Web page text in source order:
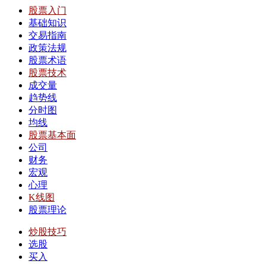
股票入门
基础知识
交易指南
政策法规
股票术语
股票技术
成交量
趋势线
分时图
均线
股票基本面
公司
财务
宏观
心理
K线图
股票理论
炒股技巧
选股
买入